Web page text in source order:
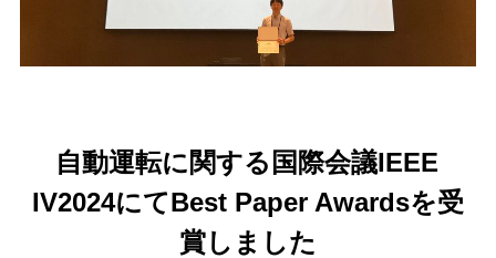
自動運転に関する国際会議IEEE
IV2024にてBest Paper Awardsを受
賞しました